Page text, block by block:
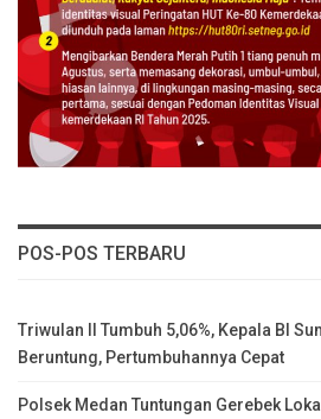
POS-POS TERBARU
Triwulan II Tumbuh 5,06%, Kepala BI
Beruntung, Pertumbuhannya Cepat
Polsek Medan Tuntungan Gerebek